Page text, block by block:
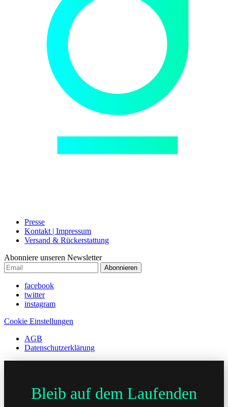
Presse
Kontakt | Impressum
Versand & Rückerstattung
Abonniere unseren Newsletter
Abonnieren
facebook
twitter
instagram
Cookie Einstellungen
AGB
Datenschutzerklärung
Bleib auf dem Laufenden